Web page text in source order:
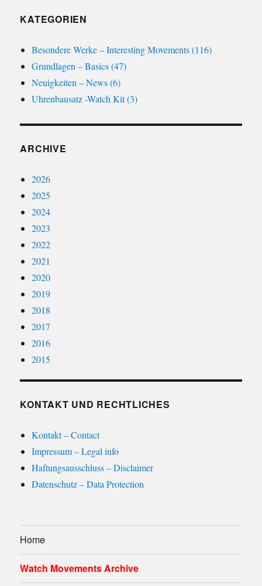
KATEGORIEN
Besondere Werke – Interesting Movements (116)
Grundlagen – Basics (47)
Neuigkeiten – News (6)
Uhrenbausatz -Watch Kit (3)
ARCHIVE
2026
2025
2024
2023
2022
2021
2020
2019
2018
2017
2016
2015
KONTAKT UND RECHTLICHES
Kontakt – Contact
Impressum – Legal info
Haftungsausschluss – Disclaimer
Datenschutz – Data Protection
Home
Watch Movements Archive